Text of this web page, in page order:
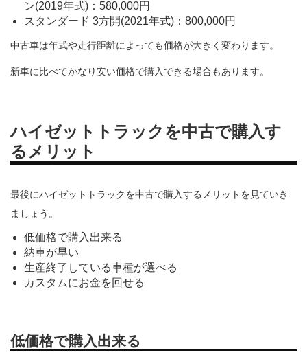
ン(2019年式)：580,000円
スタンダード 3方開(2021年式)：800,000円
中古車は年式や走行距離によっても価格が大きく変わります。
新車に比べてかなり安い価格で購入できる場合もあります。
ハイゼットトラックを中古で購入す
るメリット
最後にハイゼットトラックを中古で購入するメリットを見ていき
ましょう。
低価格で購入出来る
納車が早い
生産終了している車種が選べる
カスタムにお金を回せる
低価格で購入出来る